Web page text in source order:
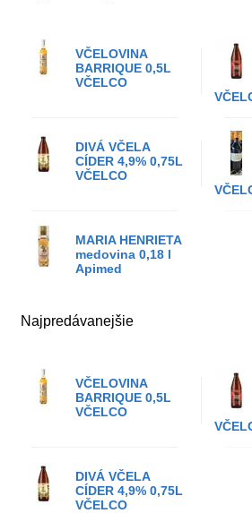
VČELOVINA
BARRIQUE 0,5L
VČELCO
DIVÁ VČELA
CÍDER 4,9% 0,75L
VČELCO
MARIA HENRIETA
medovina 0,18 l
Apimed
Najpredávanejšie
VČELOVINA
BARRIQUE 0,5L
VČELCO
DIVÁ VČELA
CÍDER 4,9% 0,75L
VČELCO